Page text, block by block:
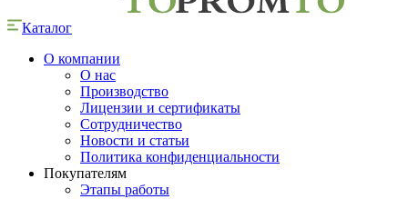
Каталог
О компании
О нас
Производство
Лицензии и сертификаты
Сотрудничество
Новости и статьи
Политика конфиденциальности
Покупателям
Этапы работы